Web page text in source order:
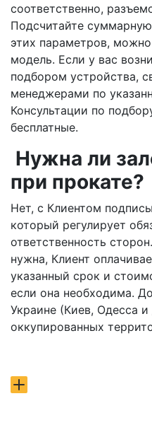
соответственно,
Подсчитайте
этих параметров,
модель. Если у вас
подбором устройства,
менеджерами по
Консультации по
бесплатные.
Нужна ли
при прокате?
Нет, с Клиентом
который регулирует
ответственность
нужна, Клиент
указанный срок и
если она необходима.
Украине (Киев, Одесса
оккупированных